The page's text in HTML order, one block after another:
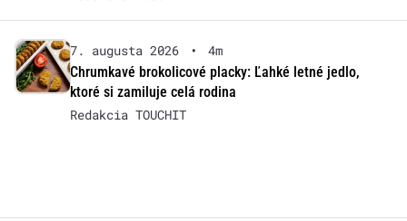
7. augusta 2026 •
4m
Chrumkavé brokolicové placky: Ľahké letné jedlo,
ktoré si zamiluje celá rodina
Redakcia TOUCHIT